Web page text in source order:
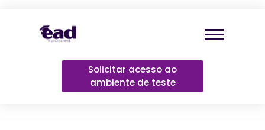
Solicitar acesso ao
ambiente de teste